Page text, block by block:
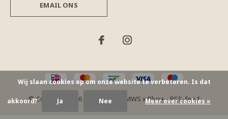
EMAIL ONS
© Copyright 2026 - Theme By DMWS xPlus+-RSS-feed
Wij slaan cookies op om onze website te verbeteren. Is dat
akkoord? Ja Nee Meer over cookies »